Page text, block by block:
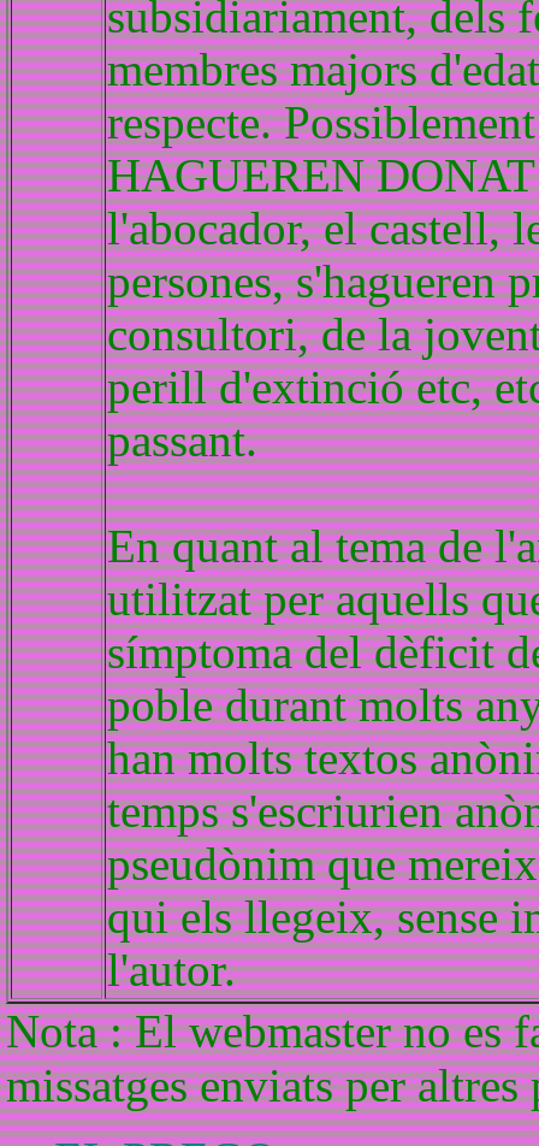
subsidiariament, dels
membres majors
respecte.
HAGUEREN
l'abocador, el castell,
persones, s'hagueren
consultori, de la
perill d'extinció etc,
passant.
En quant al tema de
utilitzat per aquells
símptoma del dèficit
poble durant molts
han molts textos
temps s'escriurien
pseudònim que
qui els llegeix, sense
l'autor.
Nota : El webmaster no es
missatges enviats per altres